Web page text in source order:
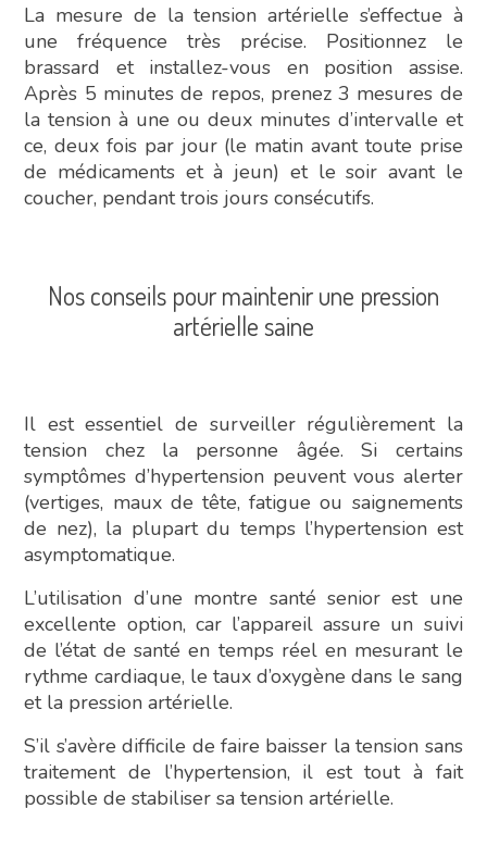
La mesure de la tension artérielle s’effectue à
une fréquence très précise. Positionnez le
brassard et installez-vous en position assise.
Après 5 minutes de repos, prenez 3 mesures de
la tension à une ou deux minutes d’intervalle et
ce, deux fois par jour (le matin avant toute prise
de médicaments et à jeun) et le soir avant le
coucher, pendant trois jours consécutifs.
Nos conseils pour maintenir une pression
artérielle saine
Il est essentiel de surveiller régulièrement la
tension chez la personne âgée. Si certains
symptômes d’hypertension peuvent vous alerter
(vertiges, maux de tête, fatigue ou saignements
de nez), la plupart du temps l’hypertension est
asymptomatique.
L’utilisation d’une montre santé senior est une
excellente option, car l’appareil assure un suivi
de l’état de santé en temps réel en mesurant le
rythme cardiaque, le taux d’oxygène dans le sang
et la pression artérielle.
S’il s’avère difficile de faire baisser la tension sans
traitement de l’hypertension, il est tout à fait
possible de stabiliser sa tension artérielle.